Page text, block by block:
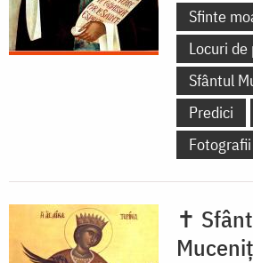
Sfinte
Locuri
Sfântul
Predici
Fotografii
✝